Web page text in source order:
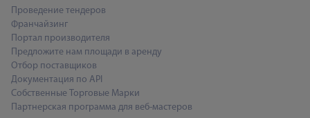
Проведение тендеров
Франчайзинг
Портал производителя
Предложите нам площади в аренду
Отбор поставщиков
Документация по API
Собственные Торговые Марки
Партнерская программа для веб-мастеров